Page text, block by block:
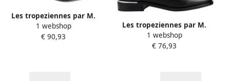
Les tropeziennes par M.
Belarbi Lukazel leren
enkellaarsjes
1 webshop
€ 90,93
Les tropeziennes par M.
Belarbi Myla leren
enkellaarsjes
1 webshop
€ 76,93